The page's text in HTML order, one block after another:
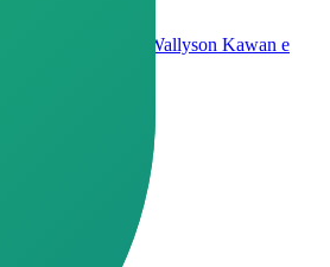
com obras. Sou o Wallyson Kawan e